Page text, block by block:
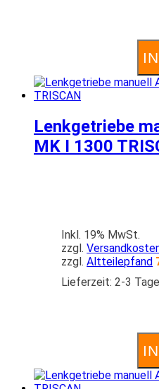
Lenkgetriebe
MK I 1300
Inkl. 19% MwSt.
zzgl.
zzgl.Altteilepfand
Lieferzeit: 2-3 Tage